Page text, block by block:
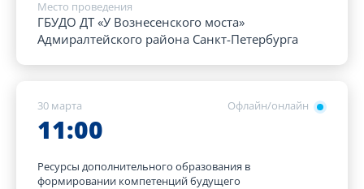
Место проведения
ГБУДО ДТ «У Вознесенского моста»
Адмиралтейского района Санкт-Петербурга
Офлайн/онлайн
30 марта
11:00
Ресурсы дополнительного образования в
формировании компетенций будущего